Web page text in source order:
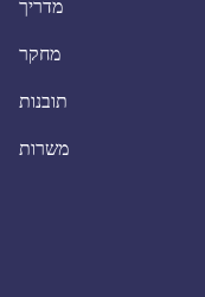
מדריך
מחקר
תובנות
משרות